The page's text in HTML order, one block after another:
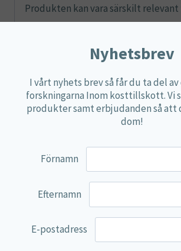
Produkten kan vara särskilt relevant
personer som upplever trötthet
personer som vill stödja muskler
nervsystem
dig som föredrar pulver framför
personer med ökat
Kvalitet från Lamberts
och noggrant kontrollerade råvaror.
Magnesium Pulver tillverkas enligt
Nyhetsbrev
I vårt nyhets brev så får du ta del
forskningarna Inom kosttillskott. Vi
produkter samt erbjudanden så att
dom!
Förnamn
Efternamn
E-postadress